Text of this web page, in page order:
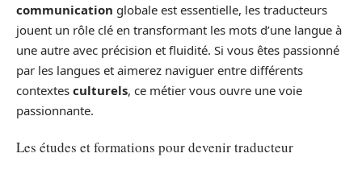
communication globale est essentielle, les traducteurs
jouent un rôle clé en transformant les mots d’une langue à
une autre avec précision et fluidité. Si vous êtes passionné
par les langues et aimerez naviguer entre différents
contextes culturels, ce métier vous ouvre une voie
passionnante.
Les études et formations pour devenir traducteur